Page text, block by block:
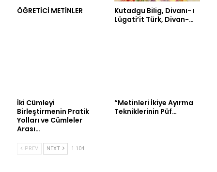
ÖĞRETİCİ METİNLER
Kutadgu Bilig, Divanı- ı
Lügati’it Türk, Divan-…
İki Cümleyi
Birleştirmenin Pratik
Yolları ve Cümleler
Arası…
“Metinleri İkiye Ayırma
Tekniklerinin Püf…
PREV NEXT 1 104